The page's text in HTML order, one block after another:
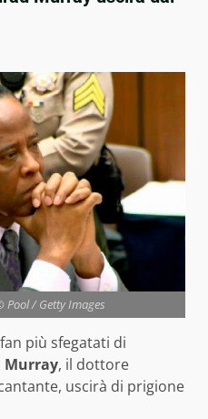
/ Getty Images
più sfegatati di
Murray, il dottore
uscirà di prigione